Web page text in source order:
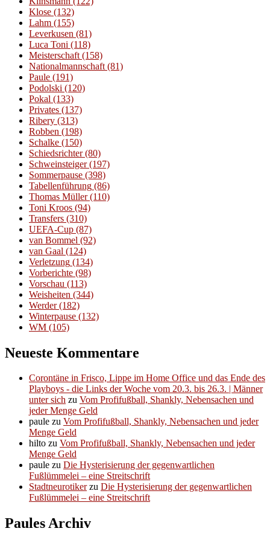
Klose (132)
Lahm (155)
Leverkusen (81)
Luca Toni (118)
Meisterschaft (158)
Nationalmannschaft (81)
Paule (191)
Podolski (120)
Pokal (133)
Privates (137)
Ribery (313)
Robben (198)
Schalke (150)
Schiedsrichter(80)
Schweinsteiger(197)
Sommerpause (398)
Tabellenführung (86)
Thomas Müller(110)
Toni Kroos (94)
Transfers (310)
UEFA-Cup (87)
van Bommel (92)
van Gaal (124)
Verletzung (134)
Vorberichte (98)
Vorschau (113)
Weisheiten (344)
Werder(182)
Winterpause (132)
WM (105)
Neueste Kommentare
Corontäne in Frisco, Lippe im Home Office und das Ende des
Playboys - die Links der Woche vom 20.3. bis 26.3. | Männer
unter sich zu Vom Profifußball, Shankly, Nebensachen und
jeder Menge Geld
paule zu Vom Profifußball, Shankly, Nebensachen und jeder
Menge Geld
hilto zu Vom Profifußball, Shankly, Nebensachen und jeder
Menge Geld
paule zu Die Hysterisierung der gegenwartlichen
Fußlümmelei – eine Streitschrift
Stadtneurotikerzu Die Hysterisierung der gegenwartlichen
Fußlümmelei – eine Streitschrift
Paules Archiv